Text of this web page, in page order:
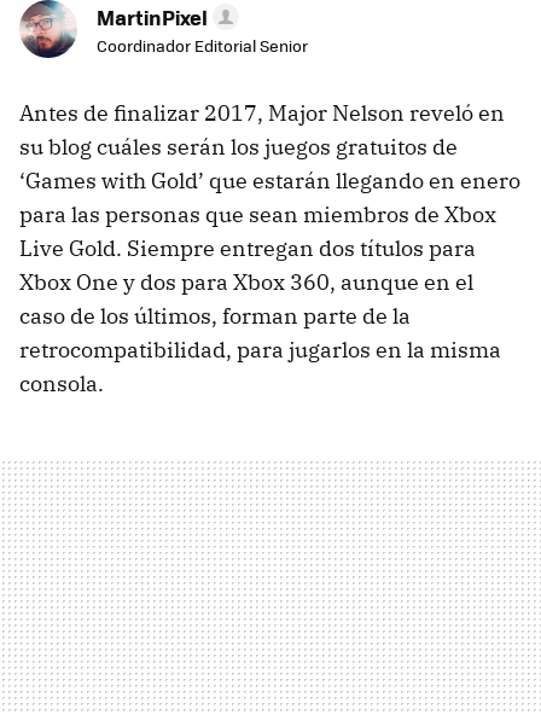
MartinPixel
Coordinador Editorial Senior
Antes de finalizar 2017, Major Nelson reveló en
su blog cuáles serán los juegos gratuitos de
‘Games with Gold’ que estarán llegando en enero
para las personas que sean miembros de Xbox
Live Gold. Siempre entregan dos títulos para
Xbox One y dos para Xbox 360, aunque en el
caso de los últimos, forman parte de la
retrocompatibilidad, para jugarlos en la misma
consola.